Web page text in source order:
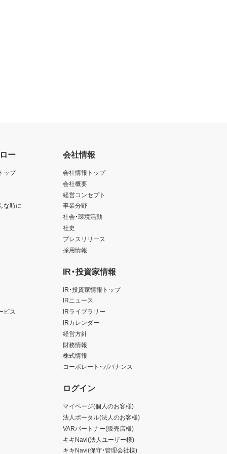
ー
ップ
な時に
ビス
会社情報
会社情報トップ
会社概要
経営コンセプト
事業分野
社会・環境活動
社史
プレスリリース
採用情報
IR・投資家情報
IR・投資家情報トップ
IRニュース
IRライブラリー
IRカレンダー
経営方針
財務情報
株式情報
コーポレート・ガバナンス
ログイン
マイページ(個人のお客様)
法人ポータル(法人のお客様)
VARパートナー(販売店様)
キキNavi(法人ユーザー様)
キキNavi(保守・管理会社様)